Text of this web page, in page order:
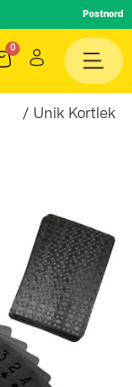
Postnord
/ Unik Kortlek